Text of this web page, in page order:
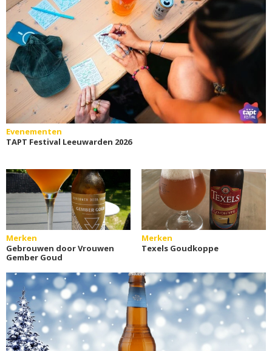
Evenementen
TAPT Festival Leeuwarden 2026
Merken
Gebrouwen door Vrouwen
Gember Goud
Merken
Texels Goudkoppe